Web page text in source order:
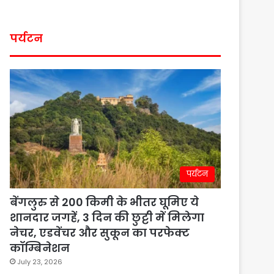
पर्यटन
पर्यटन
बेंगलुरु से 200 किमी के भीतर घूमिए ये
शानदार जगहें, 3 दिन की छुट्टी में मिलेगा
नेचर, एडवेंचर और सुकून का परफेक्ट
कॉम्बिनेशन
July 23, 2026